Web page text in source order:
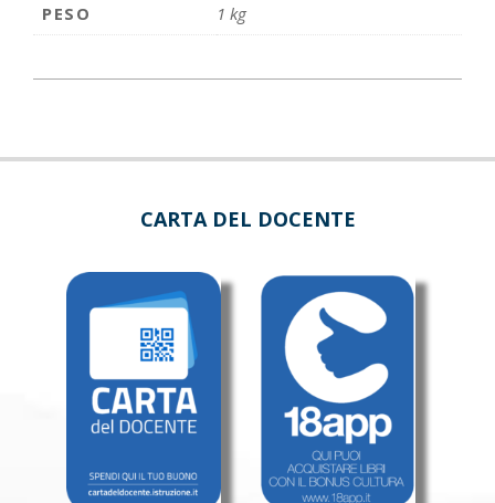
PESO 1 kg
CARTA DEL DOCENTE